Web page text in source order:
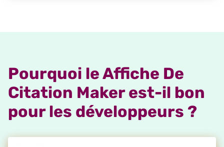
Pourquoi le Affiche De
Citation Maker est-il bon
pour les développeurs ?